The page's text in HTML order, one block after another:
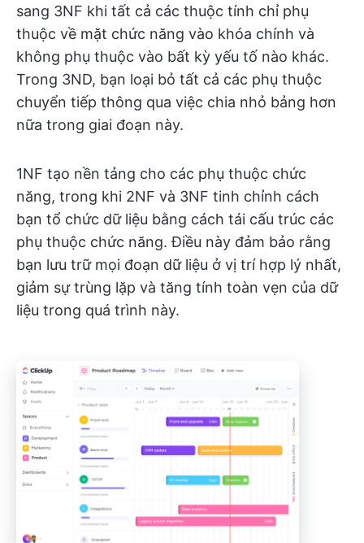
sang 3NF khi tất cả các thuộc tính chỉ phụ
thuộc về mặt chức năng vào khóa chính và
không phụ thuộc vào bất kỳ yếu tố nào khác.
Trong 3ND, bạn loại bỏ tất cả các phụ thuộc
chuyển tiếp thông qua việc chia nhỏ bảng hơn
nữa trong giai đoạn này.
1NF tạo nền tảng cho các phụ thuộc chức
năng, trong khi 2NF và 3NF tinh chỉnh cách
bạn tổ chức dữ liệu bằng cách tái cấu trúc các
phụ thuộc chức năng. Điều này đảm bảo rằng
bạn lưu trữ mọi đoạn dữ liệu ở vị trí hợp lý nhất,
giảm sự trùng lặp và tăng tính toàn vẹn của dữ
liệu trong quá trình này.